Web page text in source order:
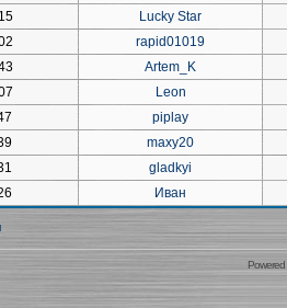
Lucky Star
rapid01019
Artem_K
Leon
piplay
maxy20
gladkyi
Иван